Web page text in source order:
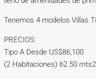
Tenemos 4 modelos Villas
PRECIOS:
Tipo A Desde US$86,100
(2 Habitaciones) 62.50 mts2